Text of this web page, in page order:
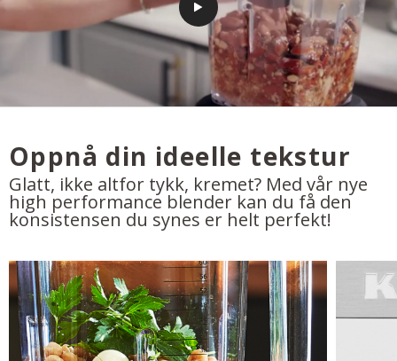
Oppnå din ideelle tekstur
Glatt, ikke altfor tykk, kremet? Med vår nye
high performance blender kan du få den
konsistensen du synes er helt perfekt!